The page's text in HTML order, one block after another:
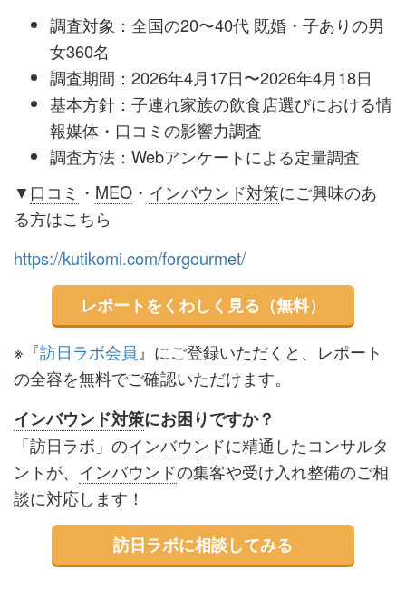
調査対象：全国の20〜40代 既婚・子ありの男
女360名
調査期間：2026年4月17日〜2026年4月18日
基本方針：子連れ家族の飲食店選びにおける情
報媒体・口コミの影響力調査
調査方法：Webアンケートによる定量調査
▼ 口コミ ・ MEO ・ インバウンド対策にご興味のあ
る方はこちら
https://kutikomi.com/forgourmet/
レポートをくわしく見る（無料）
※『訪日ラボ会員 』にご登録いただくと、レポート
の全容を無料でご確認いただけます。
インバウンド対策にお困りですか？
「訪日ラボ」のインバウンドに精通したコンサルタ
ントが、 インバウンドの集客や受け入れ整備のご相
談に対応します！
訪日ラボに相談してみる